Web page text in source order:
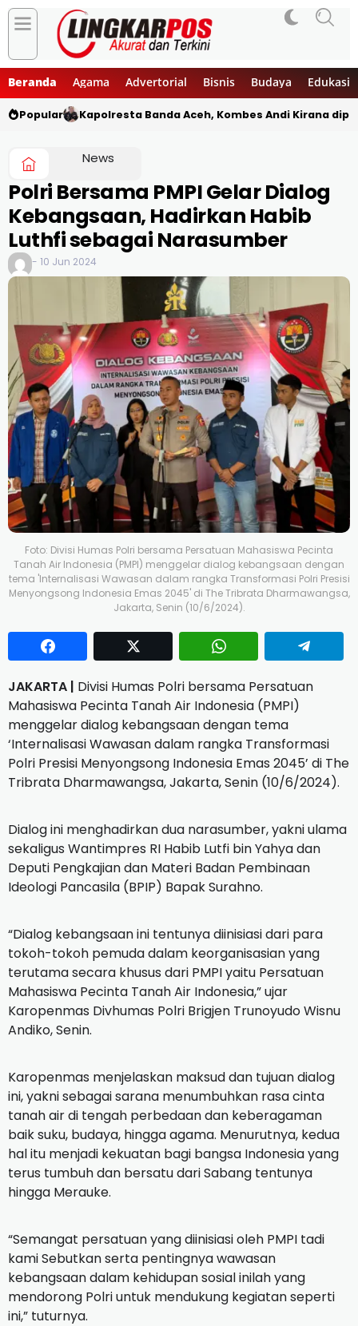
Beranda Agama Advertorial Bisnis Budaya Edukasi
Popular Kapolresta Banda Aceh, Kombes Andi Kirana
News
Polri Bersama PMPI Gelar Dialog
Kebangsaan, Hadirkan Habib
Luthfi sebagai Narasumber
- 10 Jun 2024
Foto: Divisi Humas Polri bersama Persatuan Mahasiswa Pecinta
Tanah Air Indonesia (PMPI) menggelar dialog kebangsaan dengan
tema 'Internalisasi Wawasan dalam rangka Transformasi Polri Presisi
Menyongsong Indonesia Emas 2045' di The Tribrata Dharmawangsa,
Jakarta, Senin (10/6/2024).
JAKARTA | Divisi Humas Polri bersama Persatuan
Mahasiswa Pecinta Tanah Air Indonesia (PMPI)
menggelar dialog kebangsaan dengan tema
‘Internalisasi Wawasan dalam rangka Transformasi
Polri Presisi Menyongsong Indonesia Emas 2045’ di The
Tribrata Dharmawangsa, Jakarta, Senin (10/6/2024).
Dialog ini menghadirkan dua narasumber, yakni ulama
sekaligus Wantimpres RI Habib Lutfi bin Yahya dan
Deputi Pengkajian dan Materi Badan Pembinaan
Ideologi Pancasila (BPIP) Bapak Surahno.
“Dialog kebangsaan ini tentunya diinisiasi dari para
tokoh-tokoh pemuda dalam keorganisasian yang
terutama secara khusus dari PMPI yaitu Persatuan
Mahasiswa Pecinta Tanah Air Indonesia,” ujar
Karopenmas Divhumas Polri Brigjen Trunoyudo Wisnu
Andiko, Senin.
Karopenmas menjelaskan maksud dan tujuan dialog
ini, yakni sebagai sarana menumbuhkan rasa cinta
tanah air di tengah perbedaan dan keberagaman
baik suku, budaya, hingga agama. Menurutnya, kedua
hal itu menjadi kekuatan bagi bangsa Indonesia yang
terus tumbuh dan bersatu dari Sabang tentunya
hingga Merauke.
“Semangat persatuan yang diinisiasi oleh PMPI tadi
kami Sebutkan serta pentingnya wawasan
kebangsaan dalam kehidupan sosial inilah yang
mendorong Polri untuk mendukung kegiatan seperti
ini,” tuturnya.